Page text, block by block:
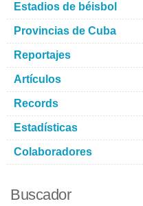
Estadios de béisbol
Provincias de Cuba
Reportajes
Artículos
Records
Estadísticas
Colaboradores
Buscador